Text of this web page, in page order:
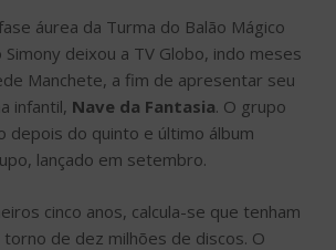
áurea da Turma do Balão Mágico
deixou a TV Globo, indo meses
Manchete, a fim de apresentar seu
infantil, Nave da Fantasia. O grupo
depois do quinto e último álbum
lançado em setembro.
cinco anos, calcula-se que tenham
de dez milhões de discos. O